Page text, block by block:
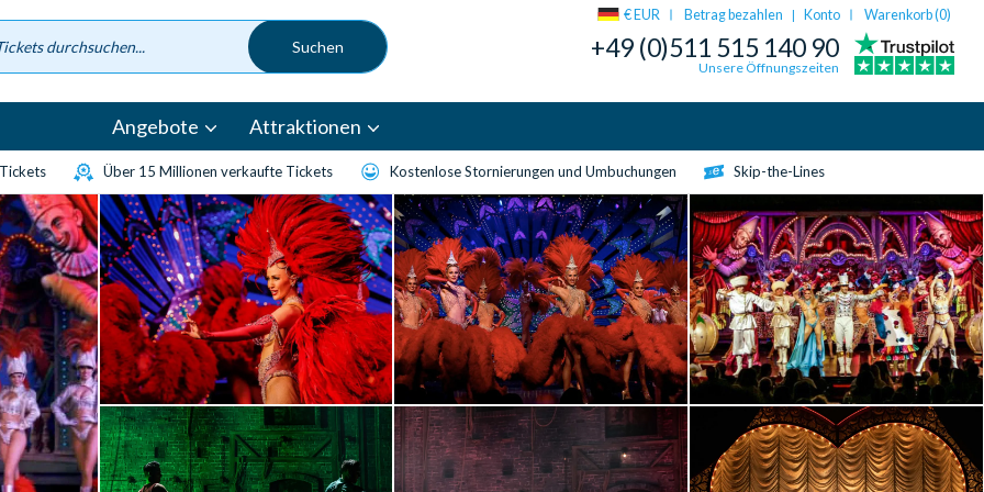
€ EUR Betrag bezahlen | Konto Warenkorb (0)
+49 (0)511 515 140 90
Unsere Öffnungszeiten
Angebote Attraktionen
Über 15 Millionen verkaufte Tickets Kostenlose Stornierungen und Umbuchungen Skip-the-Lines